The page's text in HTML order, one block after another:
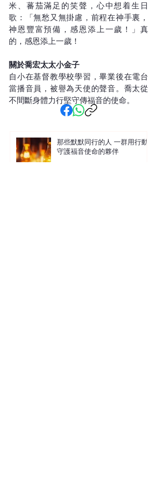
米、蕃茄滿足的笑聲，心中想着生日
歌：「無愁又無掛慮，前程在神手裏，
神恩豐富預備，感恩添上一歲！」真
的，感恩添上一歲！
關於喬宏太太小金子
自小在基督教學校學習，畢業後在電台
當播音員，被譽為天使的聲音。喬太從
不間斷身體力行堅守傳福音的使命。
那些默默同行的人 一群用行動
守護福音使命的夥伴